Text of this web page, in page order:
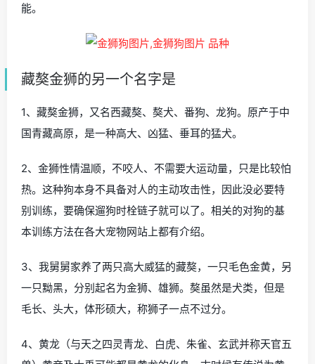
能。
藏獒金狮的另一个名字是
1、藏獒金狮，又名西藏獒、獒犬、番狗、龙狗。原产于中
国青藏高原，是一种高大、凶猛、垂耳的猛犬。
2、金狮性情温顺，不咬人、不需要大运动量，只是比较怕
热。这种狗本身不具备对人的主动攻击性，因此没必要特
别训练，要确保遛狗时栓链子就可以了。相关的对狗的基
本训练方法在各大宠物网站上都有介绍。
3、我舅舅家养了两只高大威猛的藏獒，一只毛色金黄，另
一只黝黑，分别起名为金狮、雄狮。獒虽然是犬类，但是
毛长、头大，体形硕大，称狮子一点不过分。
4、黄龙（与天之四灵青龙、白虎、朱雀、玄武并称天官五